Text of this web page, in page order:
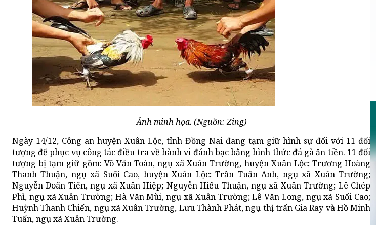
Ảnh minh họa. (Nguồn: Zing)
Ngày 14/12, Công an huyện Xuân Lộc, tỉnh Đồng Nai đang tạm giữ hình sự đối với 11 đối
tượng để phục vụ công tác điều tra về hành vi đánh bạc bằng hình thức đá gà ăn tiền. 11 đối
tượng bị tạm giữ gồm: Võ Văn Toàn, ngụ xã Xuân Trường, huyện Xuân Lộc; Trương Hoàng
Thanh Thuận, ngụ xã Suối Cao, huyện Xuân Lộc; Trần Tuấn Anh, ngụ xã Xuân Trường;
Nguyễn Doãn Tiến, ngụ xã Xuân Hiệp; Nguyễn Hiếu Thuận, ngụ xã Xuân Trường; Lê Chép
Phì, ngụ xã Xuân Trường; Hà Văn Mùi, ngụ xã Xuân Trường; Lê Văn Long, ngụ xã Suối Cao;
Huỳnh Thanh Chiến, ngụ xã Xuân Trường, Lưu Thành Phát, ngụ thị trấn Gia Ray và Hồ Minh
Tuấn, ngụ xã Xuân Trường.